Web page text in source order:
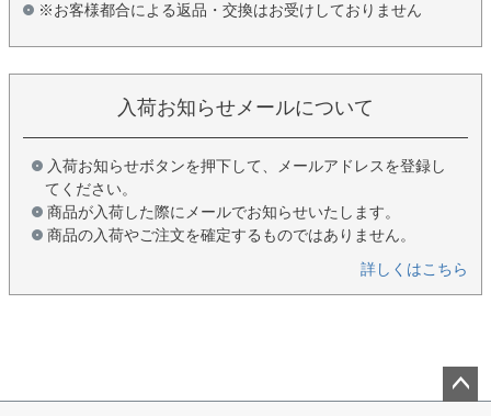
※お客様都合による返品・交換はお受けしておりません
入荷お知らせメールについて
入荷お知らせボタンを押下して、メールアドレスを登録し
てください。
商品が入荷した際にメールでお知らせいたします。
商品の入荷やご注文を確定するものではありません。
詳しくはこちら